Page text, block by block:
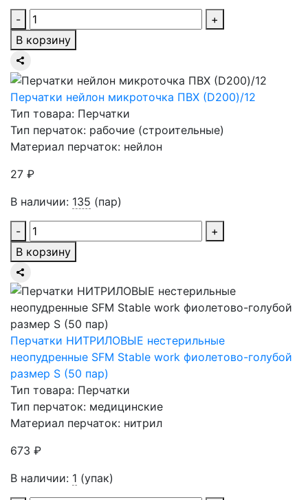
-
+
В корзину
Перчатки нейлон микроточка ПВХ (D200)/12
Тип товара: Перчатки
Тип перчаток: рабочие (строительные)
Материал перчаток: нейлон
27 ₽
В наличии: 135 (пар)
-
+
В корзину
Перчатки НИТРИЛОВЫЕ нестерильные
неопудренные SFM Stable work фиолетово-голубой
размер S (50 пар)
Тип товара: Перчатки
Тип перчаток: медицинские
Материал перчаток: нитрил
673 ₽
В наличии: 1 (упак)